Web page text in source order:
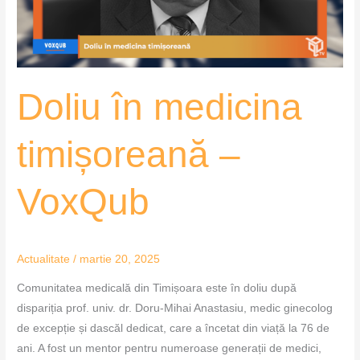
Doliu în medicina
timișoreană –
VoxQub
Actualitate / martie 20, 2025
Comunitatea medicală din Timișoara este în doliu după
dispariția prof. univ. dr. Doru-Mihai Anastasiu, medic ginecolog
de excepție și dascăl dedicat, care a încetat din viață la 76 de
ani. A fost un mentor pentru numeroase generații de medici,